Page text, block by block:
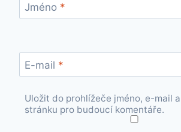
Jméno *
E-mail *
Uložit do prohlížeče jméno, e-mail
stránku pro budoucí komentáře.